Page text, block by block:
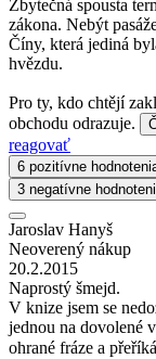
Zbytečná spousta
zákona. Nebýt
Číny, která jediná
hvězdu.
Pro ty, kdo chtějí
obchodu odrazuje.
reagovať
6 pozitívne
3 negatívne
Jaroslav Hanyš
Neoverený nákup
20.2.2015
Naprostý šmejd.
V knize jsem se
jednou na dovolené
ohrané fráze a